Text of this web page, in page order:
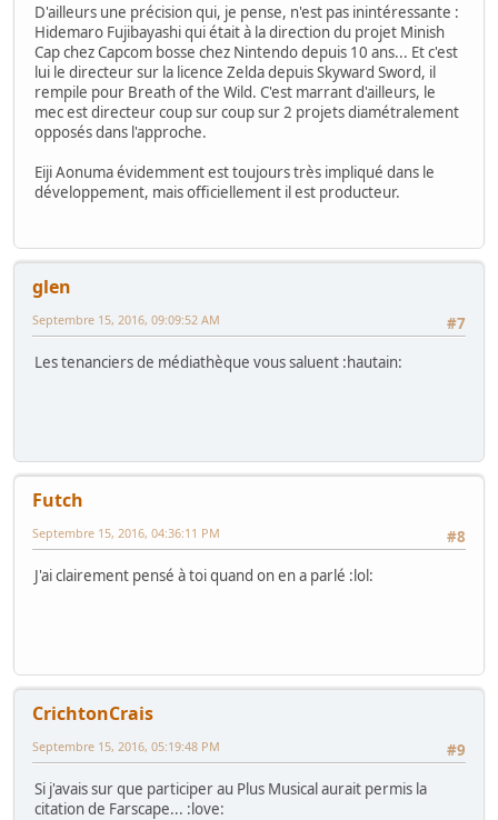
D'ailleurs une précision qui, je pense, n'est pas inintéressante :
Hidemaro Fujibayashi qui était à la direction du projet Minish
Cap chez Capcom bosse chez Nintendo depuis 10 ans... Et c'est
lui le directeur sur la licence Zelda depuis Skyward Sword, il
rempile pour Breath of the Wild. C'est marrant d'ailleurs, le
mec est directeur coup sur coup sur 2 projets diamétralement
opposés dans l'approche.
Eiji Aonuma évidemment est toujours très impliqué dans le
développement, mais officiellement il est producteur.
glen
#7
Septembre 15, 2016, 09:09:52 AM
Les tenanciers de médiathèque vous saluent :hautain:
Futch
#8
Septembre 15, 2016, 04:36:11 PM
J'ai clairement pensé à toi quand on en a parlé :lol:
CrichtonCrais
#9
Septembre 15, 2016, 05:19:48 PM
Si j'avais sur que participer au Plus Musical aurait permis la
citation de Farscape... :love: